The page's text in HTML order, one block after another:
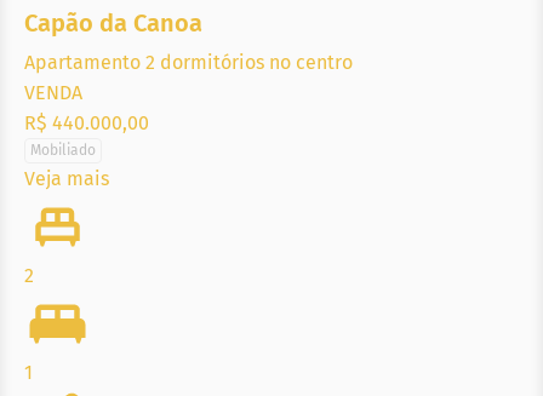
Capão da Canoa
Apartamento 2 dormitórios no centro
VENDA
R$ 440.000,00
Mobiliado
Veja mais
2
1